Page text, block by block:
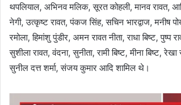
थपलियाल, अभिनव मलिक, सूरत कोहली, मानव रावत,
नेगी, उत्कृष्ट रावत, पंकज सिंह, सचिन भारद्वाज, मनीष
रमोला, हिमांशु पुंडीर, अमन रावत नीता, राधा बिष्ट, पुष्प
सुशीला रावत, वंदना, सुनीता, रामी बिष्ट, मीना बिष्ट, रेखा
सुनील दत्त शर्मा, संजय कुमार आदि शामिल थे।